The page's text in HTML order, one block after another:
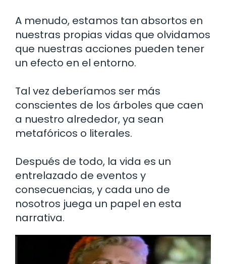
A menudo, estamos tan absortos en
nuestras propias vidas que olvidamos
que nuestras acciones pueden tener
un efecto en el entorno.
Tal vez deberíamos ser más
conscientes de los árboles que caen
a nuestro alrededor, ya sean
metafóricos o literales.
Después de todo, la vida es un
entrelazado de eventos y
consecuencias, y cada uno de
nosotros juega un papel en esta
narrativa.